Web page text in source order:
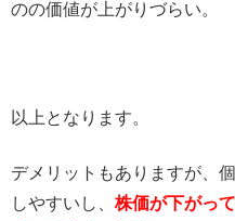
のの価値が上がりづらい。
以上となります。
デメリットもありますが、
しやすいし、 株価が下がっ